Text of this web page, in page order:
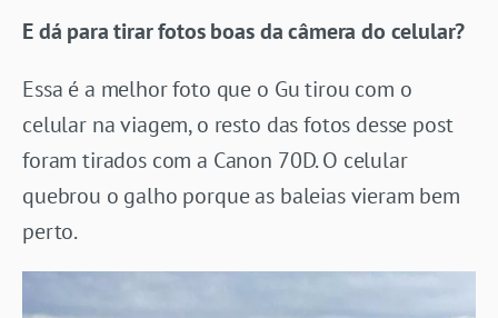
E dá para tirar fotos boas da câmera do celular?
Essa é a melhor foto que o Gu tirou com o
celular na viagem, o resto das fotos desse post
foram tirados com a Canon 70D. O celular
quebrou o galho porque as baleias vieram bem
perto.